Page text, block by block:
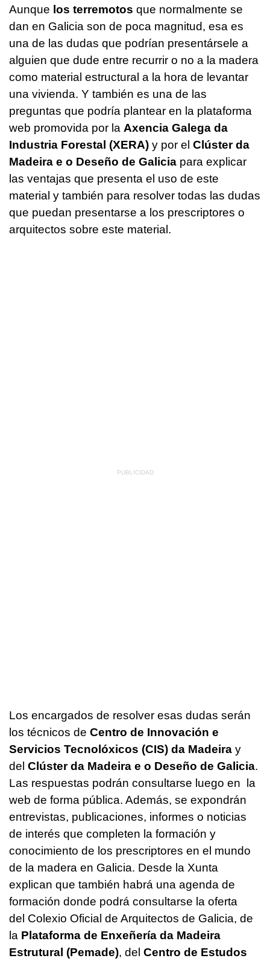
Aunque los terremotos que normalmente se
dan en Galicia son de poca magnitud, esa es
una de las dudas que podrían presentársele a
alguien que dude entre recurrir o no a la madera
como material estructural a la hora de levantar
una vivienda. Y también es una de las
preguntas que podría plantear en la plataforma
web promovida por la Axencia Galega da
Industria Forestal (XERA) y por el Clúster da
Madeira e o Deseño de Galicia para explicar
las ventajas que presenta el uso de este
material y también para resolver todas las dudas
que puedan presentarse a los prescriptores o
arquitectos sobre este material.
Los encargados de resolver esas dudas serán
los técnicos de Centro de Innovación e
Servicios Tecnolóxicos (CIS) da Madeira y
del Clúster da Madeira e o Deseño de Galicia.
Las respuestas podrán consultarse luego en la
web de forma pública. Además, se expondrán
entrevistas, publicaciones, informes o noticias
de interés que completen la formación y
conocimiento de los prescriptores en el mundo
de la madera en Galicia. Desde la Xunta
explican que también habrá una agenda de
formación donde podrá consultarse la oferta
del Colexio Oficial de Arquitectos de Galicia, de
la Plataforma de Enxeñería da Madeira
Estrutural (Pemade), del Centro de Estudos